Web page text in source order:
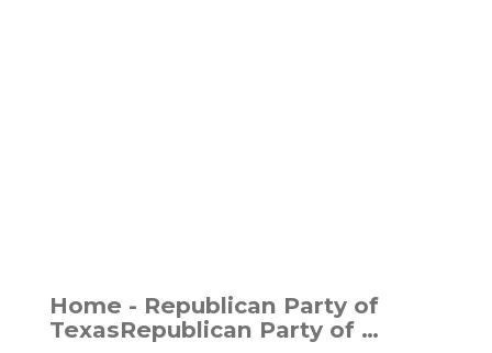
Home - Republican Party of
TexasRepublican Party of …